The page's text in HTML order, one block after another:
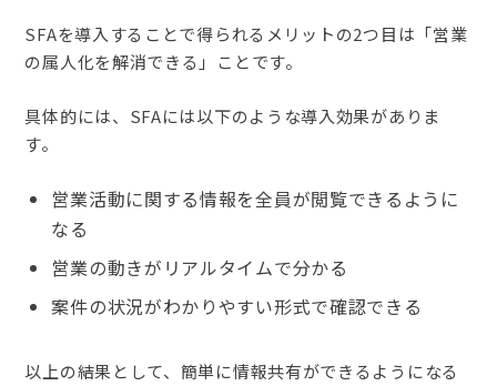
SFAを導入することで得られるメリットの2つ目は「営業
の属人化を解消できる」ことです。
具体的には、SFAには以下のような導入効果がありま
す。
営業活動に関する情報を全員が閲覧できるように
なる
営業の動きがリアルタイムで分かる
案件の状況がわかりやすい形式で確認できる
以上の結果として、簡単に情報共有ができるようになる